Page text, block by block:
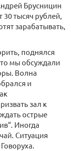
Брусницин
30 тысяч рублей,
зарабатывать,
поднялся
мы обсуждали
Волна
и
зал к
острые
Иногда
Ситуация